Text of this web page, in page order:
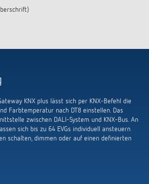
KNX plus lässt sich per KNX-Befehl die
Farbtemperatur nach DT8 einstellen. Das
zwischen DALI-System und KNX-Bus. An
sich bis zu 64 EVGs individuell ansteuern
schalten, dimmen oder auf einen definierten